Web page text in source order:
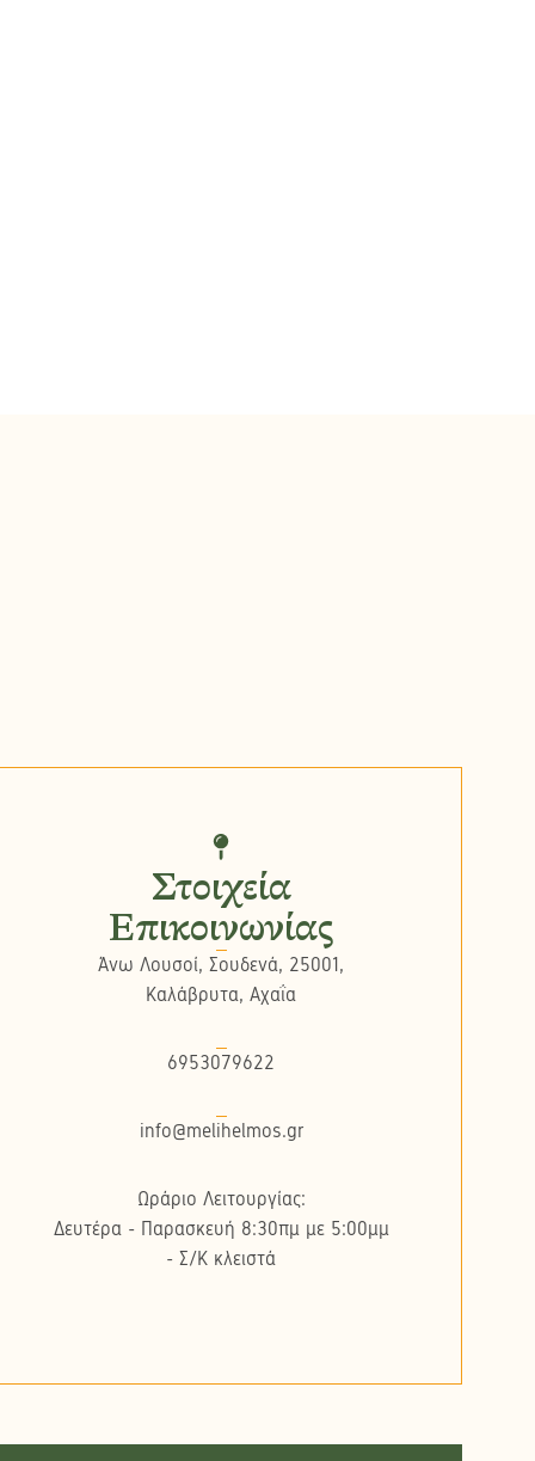
Στοιχεία
Επικοινωνίας
Άνω Λουσοί, Σουδενά, 25001,
Καλάβρυτα, Αχαΐα
6953079622
info@melihelmos.gr
Ωράριο Λειτουργίας:
Δευτέρα - Παρασκευή 8:30πμ με 5:00μμ
- Σ/K κλειστά